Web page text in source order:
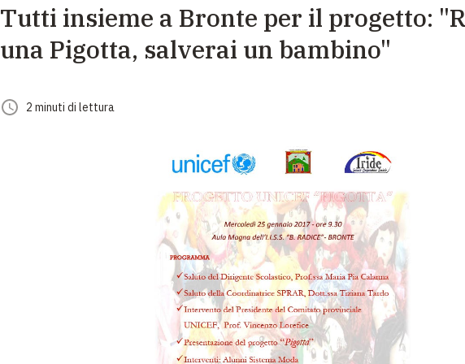
EMERGENZE
GRANDI DONAZIONI
Tutti insieme a Bronte per il progetto:
una Pigotta, salverai un bambino"
2 minuti di lettura